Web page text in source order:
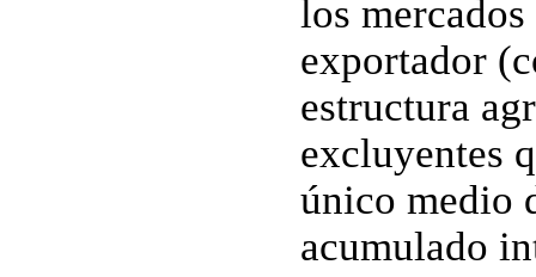
los
exportador
estructura
excluyentes
único medio
acumulado